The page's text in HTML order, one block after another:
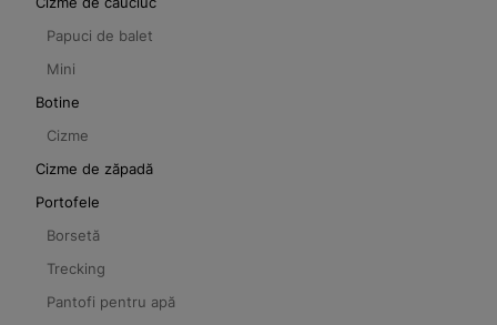
Papuci de balet
Mini
Botine
Cizme
Cizme de zăpadă
Portofele
Borsetă
Trecking
Pantofi pentru apă